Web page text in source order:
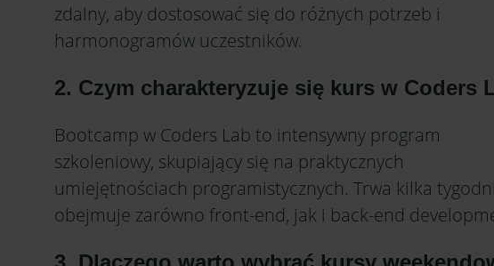
zdalny, aby dostosować się do różnych potrzeb i
harmonogramów uczestników.
2. Czym charakteryzuje się kurs w Coders
Bootcamp w Coders Lab to intensywny program
szkoleniowy, skupiający się na praktycznych
umiejętnościach programistycznych. Trwa kilka
obejmuje zarówno front-end, jak i back-end